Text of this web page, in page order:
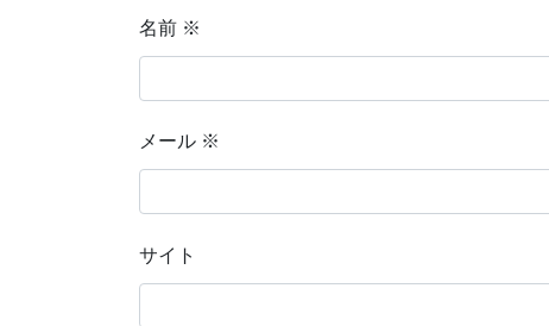
名前 ※
メール ※
サイト